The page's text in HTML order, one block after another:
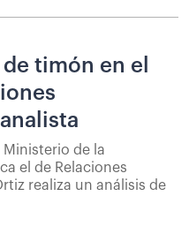
timón en el
Ministerio de la
el de Relaciones
realiza un análisis de